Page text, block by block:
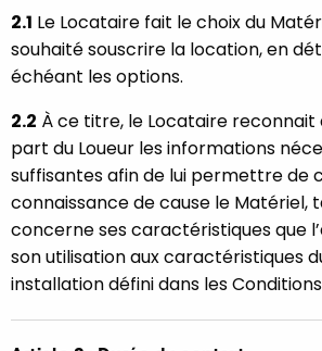
2.1 Le Locataire fait le choix du
souhaité souscrire la location, en
échéant les options.
2.2 À ce titre, le Locataire reconnait
part du Loueur les informations
suffisantes afin de lui permettre de
connaissance de cause le Matériel,
concerne ses caractéristiques que
son utilisation aux caractéristiques
installation défini dans les